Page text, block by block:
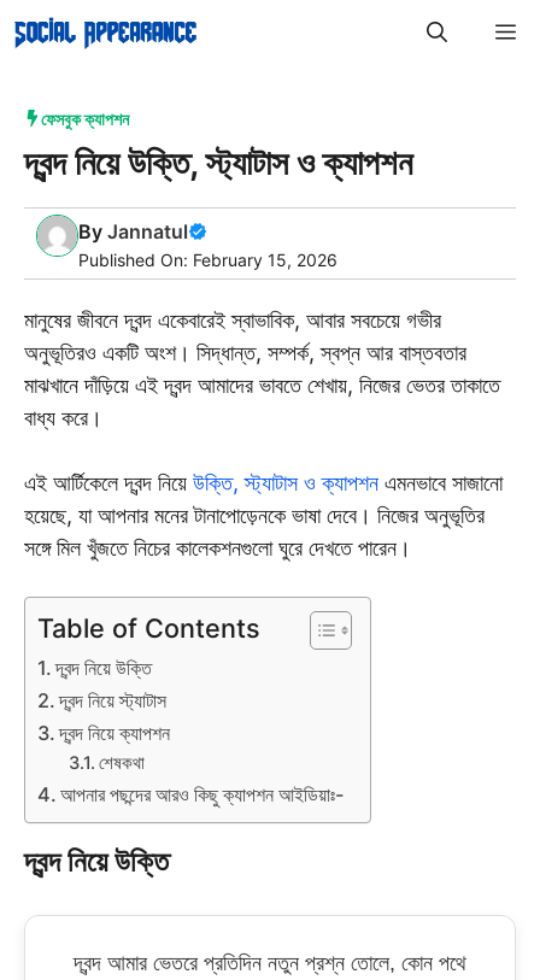
to
ফেসবুক ক্যাপশন
দ্বন্দ নিয়ে উক্তি, স্ট্যাটাস ও ক্যাপশন
By Jannatul
Published On: February 15, 2026
মানুষের জীবনে দ্বন্দ একেবারেই স্বাভাবিক, আবার সবচেয়ে গভীর
অনুভূতিরও একটি অংশ। সিদ্ধান্ত, সম্পর্ক, স্বপ্ন আর বাস্তবতার
মাঝখানে দাঁড়িয়ে এই দ্বন্দ আমাদের ভাবতে শেখায়, নিজের ভেতর তাকাতে
বাধ্য করে।
এই আর্টিকেলে দ্বন্দ নিয়ে উক্তি, স্ট্যাটাস ও ক্যাপশন এমনভাবে সাজানো
হয়েছে, যা আপনার মনের টানাপোড়েনকে ভাষা দেবে। নিজের অনুভূতির
সঙ্গে মিল খুঁজতে নিচের কালেকশনগুলো ঘুরে দেখতে পারেন।
Table of Contents
দ্বন্দ নিয়ে উক্তি
দ্বন্দ নিয়ে স্ট্যাটাস
দ্বন্দ নিয়ে ক্যাপশন
শেষকথা
আপনার পছন্দের আরও কিছু ক্যাপশন আইডিয়াঃ-
দ্বন্দ নিয়ে উক্তি
দ্বন্দ আমার ভেতরে প্রতিদিন নতুন প্রশ্ন তোলে, কোন পথে